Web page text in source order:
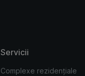
Servicii
Complexe rezidențiale